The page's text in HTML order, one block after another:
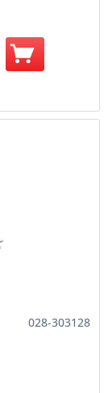
028-303128